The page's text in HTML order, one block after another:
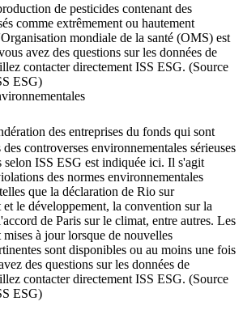
de pesticides contenant des
comme extrêmement ou hautement
mondiale de la santé (OMS) est
avez des questions sur les données de
contacter directement ISS ESG. (Source
ESG)
des entreprises du fonds qui sont
controverses environnementales sérieuses
selon ISS ESG est indiquée ici. Il s'agit
des normes environnementales
que la déclaration de Rio sur
le développement, la convention sur la
de Paris sur le climat, entre autres. Les
mises à jour lorsque de nouvelles
sont disponibles ou au moins une fois
des questions sur les données de
contacter directement ISS ESG. (Source
ESG)